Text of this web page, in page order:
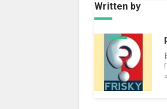
Written by